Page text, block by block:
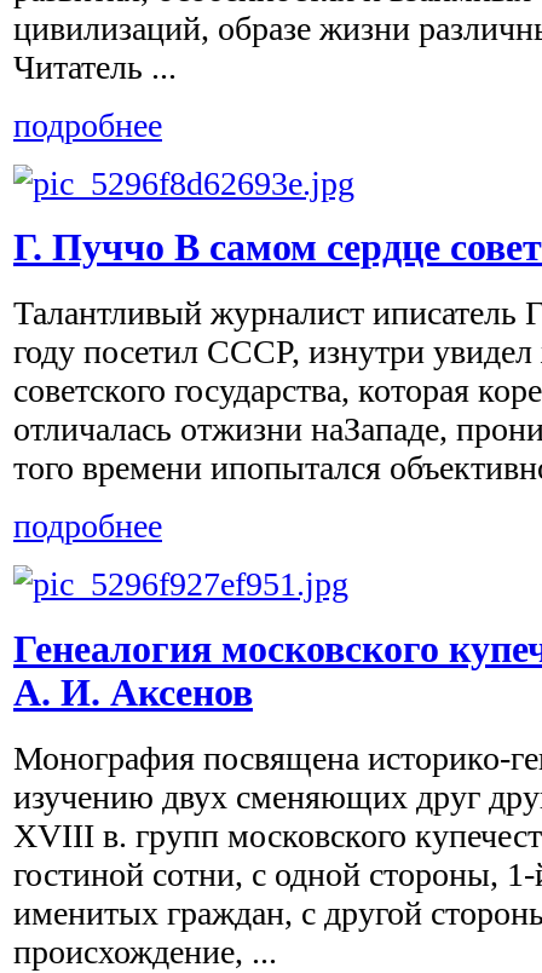
цивилизаций, образе жизни
Читатель ...
подробнее
Г. Пуччо В самом сердце
Талантливый журналист иписатель
году посетил СССР, изнутри
советского государства, которая
отличалась отжизни наЗападе,
того времени ипопытался
подробнее
Генеалогия московского
А. И. Аксенов
Монография посвящена историко-
изучению двух сменяющих друг
XVIII в. групп московского
гостиной сотни, с одной стороны,
именитых граждан, с другой
происхождение, ...